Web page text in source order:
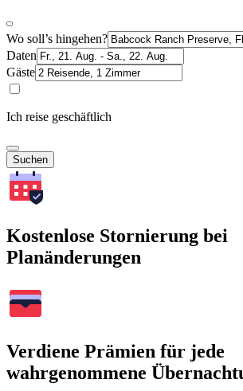
Wo soll’s hingehen?
Daten
Gäste
Ich reise geschäftlich
Suchen
Kostenlose Stornierung bei
Planänderungen
Verdiene Prämien für jede
wahrgenommene